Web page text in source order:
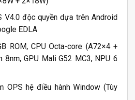
V4.0 độc quyền dựa trên Android
EDLA
ROM, CPU Octa-core (A72×4 +
8nm, GPU Mali G52 MC3, NPU 6
OPS hệ điều hành Window (Tùy